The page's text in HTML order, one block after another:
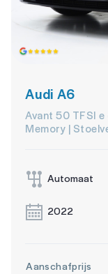
Audi A6
Avant 50 TFSI
Memory |
Automaat
2022
Aanschafprijs